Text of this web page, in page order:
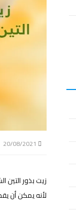
زيت بذور التين
لأنه يمكن أن